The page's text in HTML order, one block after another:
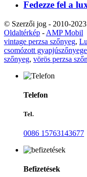
Fedezze fel a
© Szerzői jog - 2010-
Oldaltérkép - AMP Mobil
vintage perzsa szőnyeg,
csomózott
szőnyeg, vörös perzsa
Telefon
Tel.
0086 15763143677
Befizetések